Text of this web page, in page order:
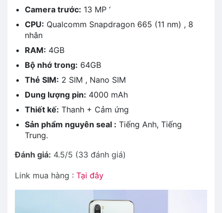
Camera trước: 13 MP ‘
CPU: Qualcomm Snapdragon 665 (11 nm) , 8
nhân
RAM: 4GB
Bộ nhớ trong: 64GB
Thẻ SIM: 2 SIM , Nano SIM
Dung lượng pin: 4000 mAh
Thiết kế: Thanh + Cảm ứng
Sản phẩm nguyên seal : Tiếng Anh, Tiếng
Trung.
Đánh giá: 4.5/5 (33 đánh giá)
Link mua hàng : Tại đây